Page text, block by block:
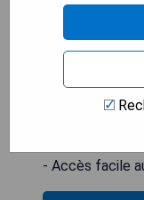
voiture. La
golf, avec le
- Piscine sur le
- Restaurant
- Accès facile